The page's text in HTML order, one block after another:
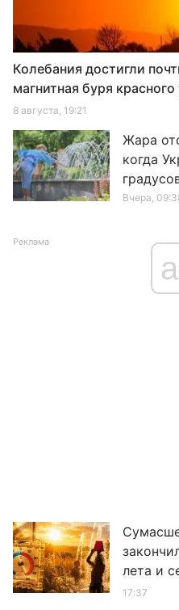
Колебания достигли
магнитная буря
8 августа, 19:21
Жара
когда
Вчера,
Реклама
лета и
17:37